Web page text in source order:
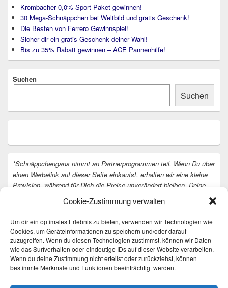
Cookie-Zustimmung verwalten
Um dir ein optimales Erlebnis zu bieten, verwenden wir Technologien wie
Cookies, um Geräteinformationen zu speichern und/oder darauf
zuzugreifen. Wenn du diesen Technologien zustimmst, können wir Daten
wie das Surfverhalten oder eindeutige IDs auf dieser Website verarbeiten.
Wenn du deine Zustimmung nicht erteilst oder zurückziehst, können
bestimmte Merkmale und Funktionen beeinträchtigt werden.
Krombacher 0,0% Sport-Paket gewinnen!
30 Mega-Schnäppchen bei Weltbild und gratis Geschenk!
Die Besten von Ferrero Gewinnspiel!
Sicher dir ein gratis Geschenk deiner Wahl!
Bis zu 35% Rabatt gewinnen – ACE Pannenhilfe!
Suchen
Suchen
*Schnäppchengans nimmt an Partnerprogrammen teil. Wenn Du über
einen Werbelink auf dieser Seite einkaufst, erhalten wir eine kleine
Provision, während für Dich die Preise unverändert bleiben. Deine
Vielen Dank dafür!